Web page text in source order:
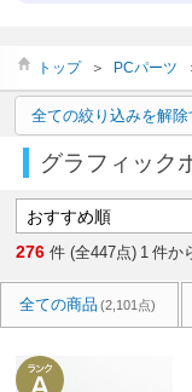
トップ ＞ PCパーツ
全ての絞り込みを解除
グラフィック
276 件 (全447点) 1 件か
全ての商品 (2,101点)